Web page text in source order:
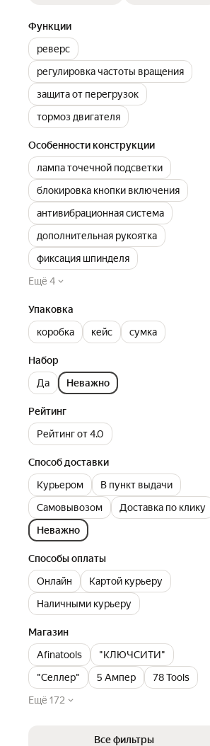
Функции
реверс
регулировка частоты вращения
защита от перегрузок
тормоз двигателя
Особенности конструкции
лампа точечной подсветки
блокировка кнопки включения
антивибрационная система
дополнительная рукоятка
фиксация шпинделя
Ещё 4
Упаковка
коробка
кейс сумка
Набор
Да
Неважно
Рейтинг
Рейтинг от 4.0
Способ доставки
Курьером
В пункт выдачи
Самовывозом
Доставка по клику
Неважно
Способы оплаты
Онлайн
Картой курьеру
Наличными курьеру
Магазин
Afinatools
"КЛЮЧСИТИ"
"Селлер"
5 Ампер
78 Tools
Ещё 172
Все фильтры